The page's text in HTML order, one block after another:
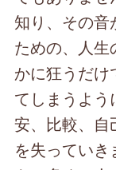
知り、その音
ための、人
かに狂うだけ
てしまうよ
安、比較、自
を失っていき